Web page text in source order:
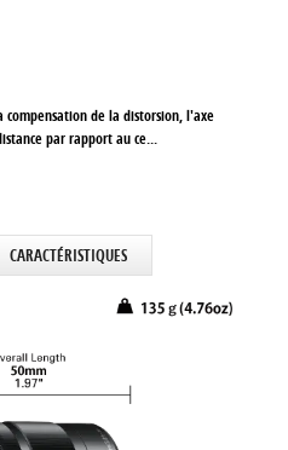
compensation de la distorsion, l'axe
par rapport au ce...
CARACTÉRISTIQUES